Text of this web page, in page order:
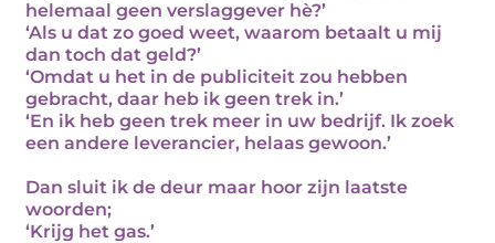
helemaal geen verslaggever hè?’
‘Als u dat zo goed weet, waarom betaalt u mij
dan toch dat geld?’
‘Omdat u het in de publiciteit zou hebben
gebracht, daar heb ik geen trek in.’
‘En ik heb geen trek meer in uw bedrijf. Ik zoek
een andere leverancier, helaas gewoon.’
Dan sluit ik de deur maar hoor zijn laatste
woorden;
‘Krijg het gas.’